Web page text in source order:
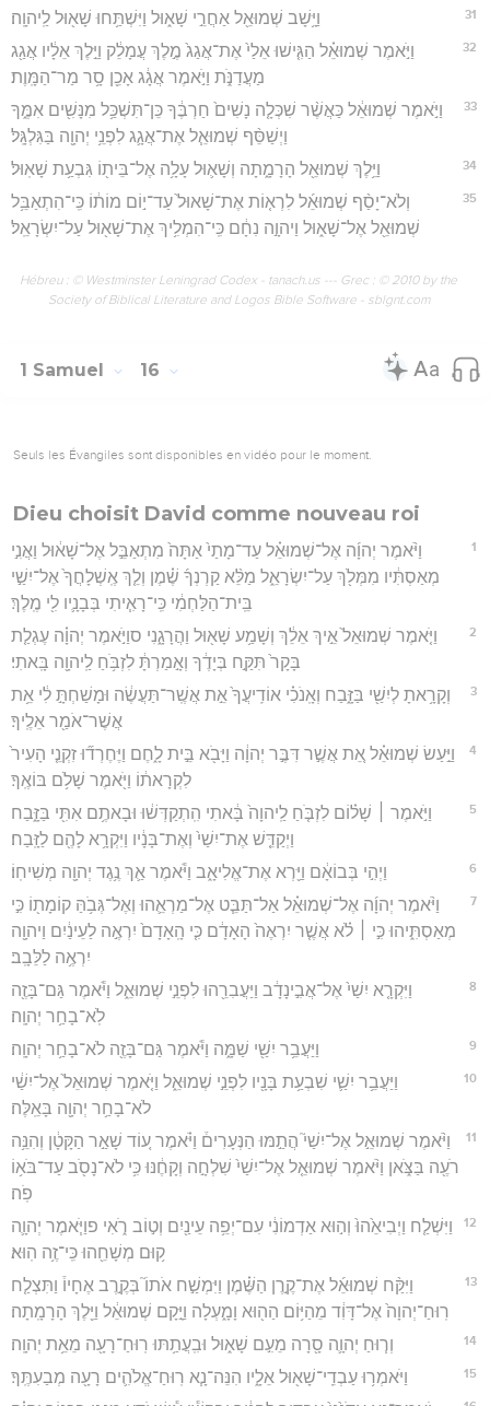
31 וַיָּ֥שָׁב שְׁמוּאֵ֖ל אַחֲרֵ֣י שָׁא֑וּל וַיִּשְׁתַּ֥חוּ שָׁא֖וּל לַֽיהוָֽה׃
32
וַיֹּ֣אמֶר שְׁמוּאֵ֗ל הַגִּ֤ישׁוּ אֵלַי֙ אֶת־אֲגַג֙ מֶ֣לֶךְ עֲמָלֵ֔ק וַיֵּ֣לֶךְ אֵלָ֔יו אֲגַ֖ג
מַעֲדַנֹּ֑ת וַיֹּ֣אמֶר אֲגָ֔ג אָכֵ֖ן סָ֥ר מַר־הַמָּֽוֶת׃
33
וַיֹּ֣אמֶר שְׁמוּאֵ֔ל כַּאֲשֶׁ֨ר שִׁכְּלָ֤ה נָשִׁים֙ חַרְבֶּ֔ךָ כֵּן־תִּשְׁכַּ֥ל מִנָּשִׁ֖ים אִמֶּ֑ךָ
וַיְשַׁסֵּ֨ף שְׁמוּאֵ֧ל אֶת־אֲגָ֛ג לִפְנֵ֥י יְהוָ֖ה בַּגִּלְגָּֽל׃
34 וַיֵּ֥לֶךְ שְׁמוּאֵ֖ל הָרָמָ֑תָה וְשָׁא֛וּל עָלָ֥ה אֶל־בֵּית֖וֹ גִּבְעַ֥ת שָׁאֽוּל׃
35
וְלֹא־יָסַ֨ף שְׁמוּאֵ֜ל לִרְא֤וֹת אֶת־שָׁאוּל֙ עַד־י֣וֹם מוֹת֔וֹ כִּֽי־הִתְאַבֵּ֥ל
שְׁמוּאֵ֖ל אֶל־שָׁא֑וּל וַיהוָ֣ה נִחָ֔ם כִּֽי־הִמְלִ֥יךְ אֶת־שָׁא֖וּל עַל־יִשְׂרָאֵֽל׃
Hébreu : © Westminster Leningrad Codex - tanach.us --- Grec : © 2010 by the
Society of Biblical Literature and Logos Bible Software - sblgnt.com
1 Samuel 16
Seuls les Évangiles sont disponibles en vidéo pour le moment.
Dieu choisit David comme nouveau roi
1
וַיֹּ֨אמֶר יְהוָ֜ה אֶל־שְׁמוּאֵ֗ל עַד־מָתַי֙ אַתָּה֙ מִתְאַבֵּ֣ל אֶל־שָׁא֔וּל וַאֲנִ֣י
מְאַסְתִּ֔יו מִמְּלֹ֖ךְ עַל־יִשְׂרָאֵ֑ל מַלֵּ֨א קַרְנְךָ֜ שֶׁ֗מֶן וְלֵ֤ךְ אֶֽשְׁלָחֲךָ֙ אֶל־יִשַׁ֣י
בֵּֽית־הַלַּחְמִ֔י כִּֽי־רָאִ֧יתִי בְּבָנָ֛יו לִ֖י מֶֽלֶךְ׃
2
וַיֹּ֤אמֶר שְׁמוּאֵל֙ אֵ֣יךְ אֵלֵ֔ךְ וְשָׁמַ֥ע שָׁא֖וּל וַהֲרָגָ֑נִי סוַיֹּ֣אמֶר יְהוָ֗ה עֶגְלַ֤ת
בָּקָר֙ תִּקַּ֣ח בְּיָדֶ֔ךָ וְאָ֣מַרְתָּ֔ לִזְבֹּ֥חַ לַֽיהוָ֖ה בָּֽאתִי׃
3
וְקָרָ֥אתָ לְיִשַׁ֖י בַּזָּ֑בַח וְאָֽנֹכִ֗י אוֹדִֽיעֲךָ֙ אֵ֣ת אֲשֶֽׁר־תַּעֲשֶׂ֔ה וּמָשַׁחְתָּ֣ לִ֔י אֵ֥ת
אֲשֶׁר־אֹמַ֖ר אֵלֶֽיךָ׃
4
וַיַּ֣עַשׂ שְׁמוּאֵ֗ל אֵ֚ת אֲשֶׁ֣ר דִּבֶּ֣ר יְהוָ֔ה וַיָּבֹ֖א בֵּ֣ית לָ֑חֶם וַיֶּחֶרְד֞וּ זִקְנֵ֤י הָעִיר֙
לִקְרָאת֔וֹ וַיֹּ֖אמֶר שָׁלֹ֥ם בּוֹאֶֽךָ׃
5
וַיֹּ֣אמֶר ׀ שָׁל֗וֹם לִזְבֹּ֤חַ לַֽיהוָה֙ בָּ֔אתִי הִֽתְקַדְּשׁ֔וּ וּבָאתֶ֥ם אִתִּ֖י בַּזָּ֑בַח
וַיְקַדֵּ֤שׁ אֶת־יִשַׁי֙ וְאֶת־בָּנָ֔יו וַיִּקְרָ֥א לָהֶ֖ם לַזָּֽבַח׃
6 וַיְהִ֣י בְּבוֹאָ֔ם וַיַּ֖רְא אֶת־אֱלִיאָ֑ב וַיֹּ֕אמֶר אַ֛ךְ נֶ֥גֶד יְהוָ֖ה מְשִׁיחֽוֹ׃
7
וַיֹּ֨אמֶר יְהוָ֜ה אֶל־שְׁמוּאֵ֗ל אַל־תַּבֵּ֧ט אֶל־מַרְאֵ֛הוּ וְאֶל־גְּבֹ֥הַּ קוֹמָת֖וֹ כִּ֣י
מְאַסְתִּ֑יהוּ כִּ֣י ׀ לֹ֗א אֲשֶׁ֤ר יִרְאֶה֙ הָאָדָ֔ם כִּ֤י הָֽאָדָם֙ יִרְאֶ֣ה לַעֵינַ֔יִם וַיהוָ֖ה
יִרְאֶ֥ה לַלֵּבָֽב׃
8
וַיִּקְרָ֤א יִשַׁי֙ אֶל־אֲבִ֣ינָדָ֔ב וַיַּעֲבִרֵ֖הוּ לִפְנֵ֣י שְׁמוּאֵ֑ל וַיֹּ֕אמֶר גַּם־בָּזֶ֖ה
לֹֽא־בָחַ֥ר יְהוָֽה׃
9 וַיַּעֲבֵ֥ר יִשַׁ֖י שַׁמָּ֑ה וַיֹּ֕אמֶר גַּם־בָּזֶ֖ה לֹא־בָחַ֥ר יְהוָֽה׃
10
וַיַּעֲבֵ֥ר יִשַׁ֛י שִׁבְעַ֥ת בָּנָ֖יו לִפְנֵ֣י שְׁמוּאֵ֑ל וַיֹּ֤אמֶר שְׁמוּאֵל֙ אֶל־יִשַׁ֔י
לֹא־בָחַ֥ר יְהוָ֖ה בָּאֵֽלֶּה׃
11
וַיֹּ֨אמֶר שְׁמוּאֵ֣ל אֶל־יִשַׁי֮ הֲתַ֣מּוּ הַנְּעָרִים֒ וַיֹּ֗אמֶר ע֚וֹד שָׁאַ֣ר הַקָּטָ֔ן וְהִנֵּ֥ה
רֹעֶ֖ה בַּצֹּ֑אן וַיֹּ֨אמֶר שְׁמוּאֵ֤ל אֶל־יִשַׁי֙ שִׁלְחָ֣ה וְקָחֶ֔נּוּ כִּ֥י לֹא־נָסֹ֖ב עַד־בֹּא֥וֹ
פֹֽה׃
12
וַיִּשְׁלַ֤ח וַיְבִיאֵ֙הוּ֙ וְה֣וּא אַדְמוֹנִ֔י עִם־יְפֵ֥ה עֵינַ֖יִם וְט֣וֹב רֹ֑אִי פוַיֹּ֧אמֶר יְהוָ֛ה
ק֥וּם מְשָׁחֵ֖הוּ כִּֽי־זֶ֥ה הֽוּא׃
13
וַיִּקַּ֨ח שְׁמוּאֵ֜ל אֶת־קֶ֣רֶן הַשֶּׁ֗מֶן וַיִּמְשַׁ֣ח אֹתוֹ֮ בְּקֶ֣רֶב אֶחָיו֒ וַתִּצְלַ֤ח
רֽוּחַ־יְהוָה֙ אֶל־דָּוִ֔ד מֵהַיּ֥וֹם הַה֖וּא וָמָ֑עְלָה וַיָּ֣קָם שְׁמוּאֵ֔ל וַיֵּ֖לֶךְ הָרָמָֽתָה׃
14 וְר֧וּחַ יְהוָ֛ה סָ֖רָה מֵעִ֣ם שָׁא֑וּל וּבִֽעֲתַ֥תּוּ רֽוּחַ־רָעָ֖ה מֵאֵ֥ת יְהוָֽה׃
15 וַיֹּאמְר֥וּ עַבְדֵֽי־שָׁא֖וּל אֵלָ֑יו הִנֵּה־נָ֧א רֽוּחַ־אֱלֹהִ֛ים רָעָ֖ה מְבַעִתֶּֽךָ׃